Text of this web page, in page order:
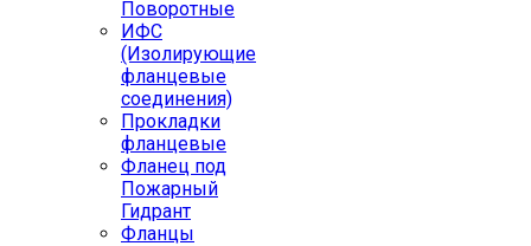
Поворотные
ИФС
(Изолирующие
фланцевые
соединения)
Прокладки
фланцевые
Фланец под
Пожарный
Гидрант
Фланцы